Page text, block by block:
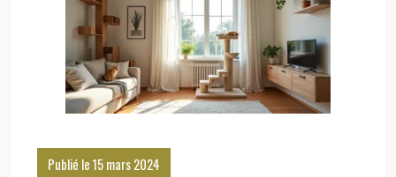
Publié le 15 mars 2024